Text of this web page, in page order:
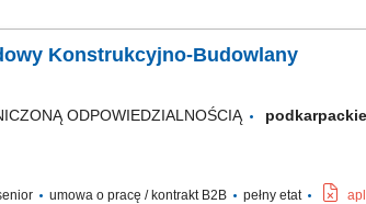
Konstrukcyjno-Budowlany
ODPOWIEDZIALNOŚCIĄ podkarpackie
umowa o pracę / kontrakt B2B pełny etat